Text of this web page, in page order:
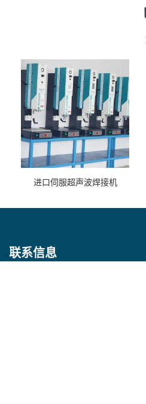
进口伺服超声波焊接机
联系信息